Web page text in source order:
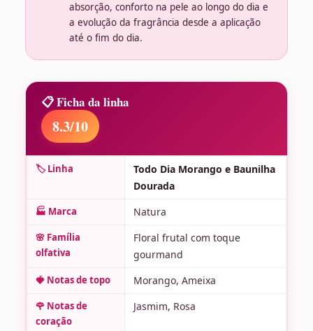
absorção, conforto na pele ao longo do dia e
a evolução da fragrância desde a aplicação
até o fim do dia.
📋 Ficha da linha
8.3/10
🏷️ Linha
Todo Dia Morango e Baunilha
Dourada
🏭 Marca Natura
🌸 Família
olfativa
Floral frutal com toque
gourmand
🍓 Notas de topo Morango, Ameixa
🌹 Notas de
coração
Jasmim, Rosa